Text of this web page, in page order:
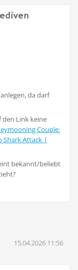
da darf
den Link keine
Couple:
Shark Attack |
bekannt/beliebt
15.04.2026 11:56